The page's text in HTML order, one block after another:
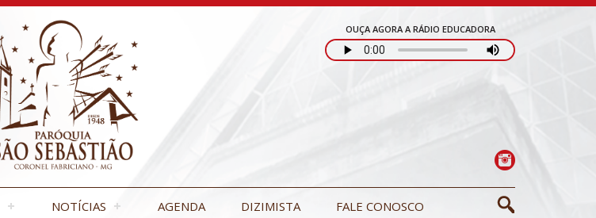
OUÇA AGORA A RÁDIO EDUCADORA
NOTÍCIAS AGENDA DIZIMISTA FALE CONOSCO